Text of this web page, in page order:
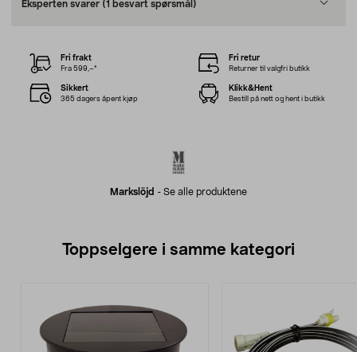
Eksperten svarer (1 besvart spørsmål)
Markslöjd - Se alle produktene
Fri frakt
Fra 599,–*
Fri retur
Returner til valgfri butikk
Sikkert
365 dagers åpent kjøp
Klikk&Hent
Bestill på nett og hent i butikk
Toppselgere i samme kategori